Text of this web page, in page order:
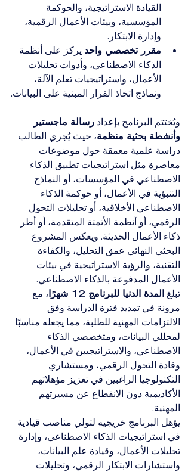
القيادة الاستراتيجية، والحوكمة
المؤسسية، وبيئات الأعمال الرقمية،
وإدارة الابتكار.
مقرر تخصصي واحد يركز على أنظمة
الذكاء الاصطناعي، وأدوات تحليلات
الأعمال، واستراتيجيات تعلم الآلة،
ونماذج اتخاذ القرار المبنية على البيانات.
ويُختتم البرنامج بإعداد رسالة ماجستير
وأنشطة بحثية منظمة، حيث يُجري الطالب
دراسة علمية معمقة حول موضوعات
معاصرة مثل استراتيجيات تطبيق الذكاء
الاصطناعي في المؤسسات، أو النماذج
التنبؤية في الأعمال، أو حوكمة الذكاء
الاصطناعي الأخلاقية، أو تحليلات التحول
الرقمي، أو أنظمة الأتمتة المتقدمة، أو أطر
ذكاء الأعمال الحديثة. ويعكس المشروع
البحثي النهائي عمق التحليل، والكفاءة
التقنية، والرؤية الاستراتيجية في بيئات
الأعمال المدفوعة بالذكاء الاصطناعي.
تبلغ المدة الدنيا للبرنامج 12 شهرًا
، مع
مرونة في تمديد فترة الدراسة وفق
الالتزامات المهنية للطلبة، مما يجعله مناسبًا
لمحللي البيانات، ومتخصصي الذكاء
الاصطناعي، والاستراتيجيين في الأعمال،
وقادة التحول الرقمي، ومستشاري
التكنولوجيا الراغبين في تعزيز مؤهلاتهم
الأكاديمية دون الانقطاع عن مسيرتهم
المهنية.
يؤهل البرنامج خريجيه لتولي مناصب قيادية
في استراتيجيات الذكاء الاصطناعي، وإدارة
تحليلات الأعمال، وقيادة علم البيانات،
واستشارات الابتكار الرقمي، وتحليلات